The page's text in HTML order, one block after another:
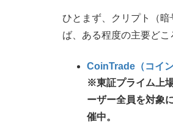
ひとまず、クリプト（
ば、ある程度の主要どこ
CoinTrade（コイン
※東証プライム上
ーザー全員を対象
催中。